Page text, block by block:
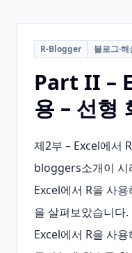
R-Blogger 블로그·해
Part II –
용 – 선형
제2부 – Excel에서
bloggers소개이 시
Excel에서 R을 사
을 살펴보았습니다
Excel에서 R을 사